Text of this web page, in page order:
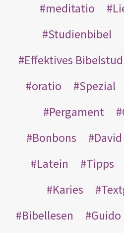
meditatio
Studienbibel
Effektives
oratio
Spezial
Pergament
Bonbons
Latein
Tipps
Karies
Bibellesen